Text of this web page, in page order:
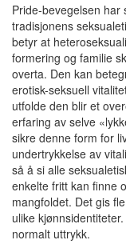
Pride-bevegelsen har
tradisjonens
betyr at
formering og familie
overta. Den kan
erotisk-seksuell
utfolde den blir et
erfaring av selve
sikre denne form for
undertrykkelse av
så å si alle
enkelte fritt kan finne
mangfoldet. Det gis
ulike
normalt uttrykk.